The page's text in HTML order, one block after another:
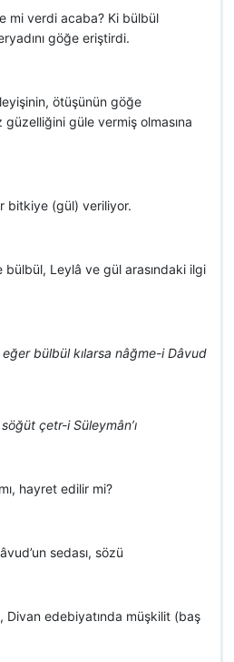
mi verdi acaba? Ki bülbül
göğe eriştirdi.
ötüşünün göğe
güzelliğini güle vermiş olmasına
bitkiye (gül) veriliyor.
Leylâ ve gül arasındaki ilgi
bülbül kılarsa nâğme-i Dâvud
çetr-i Süleymân’ı
mı, hayret edilir mi?
sedası, sözü
Divan edebiyatında müşkilit (baş